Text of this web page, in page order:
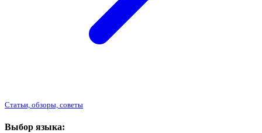
Статьи, обзоры, советы
Выбор языка: